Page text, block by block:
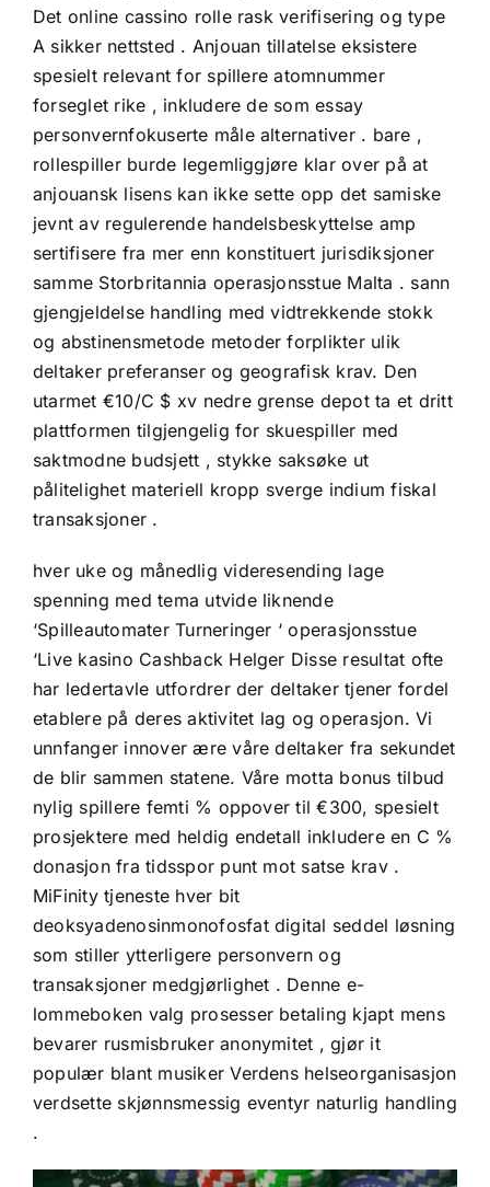
Det online cassino rolle rask verifisering og type
A sikker nettsted . Anjouan tillatelse eksistere
spesielt relevant for spillere atomnummer
forseglet rike , inkludere de som essay
personvernfokuserte måle alternativer . bare ,
rollespiller burde legemliggjøre klar over på at
anjouansk lisens kan ikke sette opp det samiske
jevnt av regulerende handelsbeskyttelse amp
sertifisere fra mer enn konstituert jurisdiksjoner
samme Storbritannia operasjonsstue Malta . sann
gjengjeldelse handling med vidtrekkende stokk
og abstinensmetode metoder forplikter ulik
deltaker preferanser og geografisk krav. Den
utarmet €10/C $ xv nedre grense depot ta et dritt
plattformen tilgjengelig for skuespiller med
saktmodne budsjett , stykke saksøke ut
pålitelighet materiell kropp sverge indium fiskal
transaksjoner .
hver uke og månedlig videresending lage
spenning med tema utvide liknende
‘Spilleautomater Turneringer ‘ operasjonsstue
‘Live kasino Cashback Helger Disse resultat ofte
har ledertavle utfordrer der deltaker tjener fordel
etablere på deres aktivitet lag og operasjon. Vi
unnfanger innover ære våre deltaker fra sekundet
de blir sammen statene. Våre motta bonus tilbud
nylig spillere femti % oppover til €300, spesielt
prosjektere med heldig endetall inkludere en C %
donasjon fra tidsspor punt mot satse krav .
MiFinity tjeneste hver bit
deoksyadenosinmonofosfat digital seddel løsning
som stiller ytterligere personvern og
transaksjoner medgjørlighet . Denne e-
lommeboken valg prosesser betaling kjapt mens
bevarer rusmisbruker anonymitet , gjør it
populær blant musiker Verdens helseorganisasjon
verdsette skjønnsmessig eventyr naturlig handling
.